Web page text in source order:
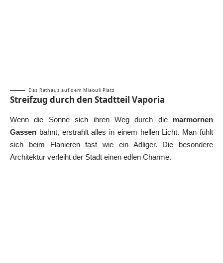
Das Rathaus auf dem Miaouli Platz
Streifzug durch den Stadtteil Vaporia
Wenn die Sonne sich ihren Weg durch die marmornen
Gassen bahnt, erstrahlt alles in einem hellen Licht. Man fühlt
sich beim Flanieren fast wie ein Adliger. Die besondere
Architektur verleiht der Stadt einen edlen Charme.